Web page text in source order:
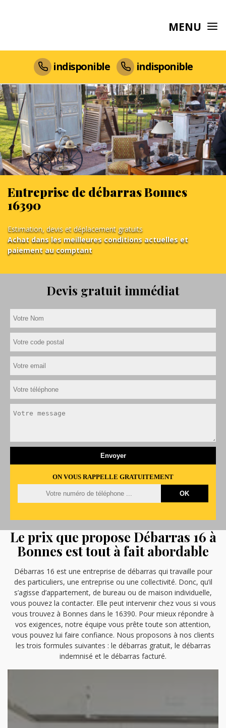
MENU
indisponible indisponible
Entreprise de débarras Bonnes
16390
Estimation, devis et déplacement gratuits
Achat dans les meilleures conditions actuelles et
paiement au comptant
Devis gratuit immédiat
ON VOUS RAPPELLE GRATUITEMENT
Le prix que propose Débarras 16 à
Bonnes est tout à fait abordable
Débarras 16 est une entreprise de débarras qui travaille pour
des particuliers, une entreprise ou une collectivité. Donc, qu’il
s’agisse d’appartement, de bureau ou de maison individuelle,
vous pouvez la contacter. Elle peut intervenir chez vous si vous
vous trouvez à Bonnes dans le 16390. Pour mieux répondre à
vos exigences, notre équipe vous prête toute son attention,
vous pouvez lui faire confiance. Nous proposons à nos clients
les trois formules suivantes : le débarras gratuit, le débarras
indemnisé et le débarras facturé.